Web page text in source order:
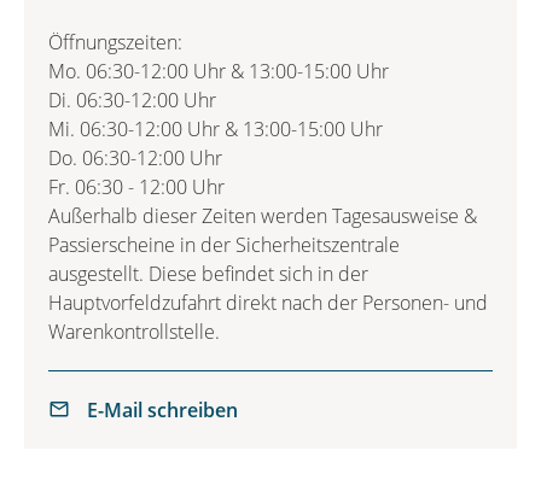
Öffnungszeiten:
Mo. 06:30-12:00 Uhr & 13:00-15:00 Uhr
Di. 06:30-12:00 Uhr
Mi. 06:30-12:00 Uhr & 13:00-15:00 Uhr
Do. 06:30-12:00 Uhr
Fr. 06:30 - 12:00 Uhr
Außerhalb dieser Zeiten werden Tagesausweise &
Passierscheine in der Sicherheitszentrale
ausgestellt. Diese befindet sich in der
Hauptvorfeldzufahrt direkt nach der Personen- und
Warenkontrollstelle.
E-Mail schreiben